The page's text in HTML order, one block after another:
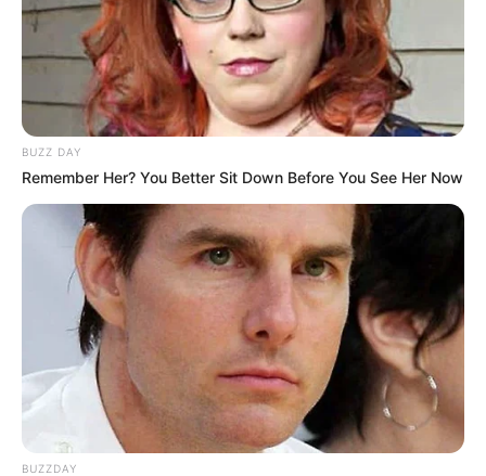
BUZZ DAY
Remember Her? You Better Sit Down Before You See Her Now
BUZZDAY